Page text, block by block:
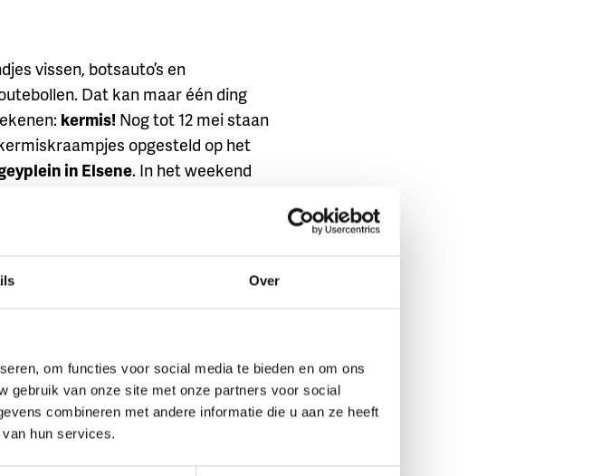
Over
om functies voor social media te bieden en om ons
gebruik van onze site met onze partners voor social
combineren met andere informatie die u aan ze heeft
hun services.
vissen, botsauto’s en
Dat kan maar één ding
kermis! Nog tot 12 mei staan
opgesteld op het
in Elsene. In het weekend
en Taxis is er op zondaghét grote
van Brussel. Je maakt kennis
allerlei leukesport- en doe-